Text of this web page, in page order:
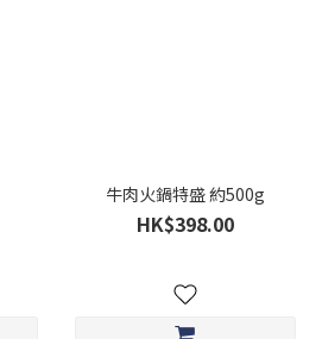
牛肉火鍋特盛 約500g
HK$398.00